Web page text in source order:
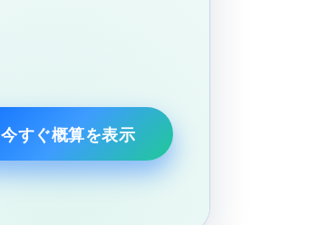
今すぐ概算を表示